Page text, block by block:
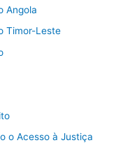
Angola
Timor-Leste
o Acesso à Justiça